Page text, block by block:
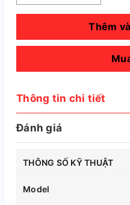
Thêm
Thông tin chi tiết
Đánh giá
THÔNG SỐ KỸ THUẬT
Model